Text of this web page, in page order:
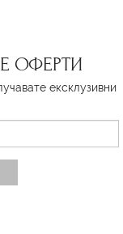
ОФЕРТИ
ексклузивни